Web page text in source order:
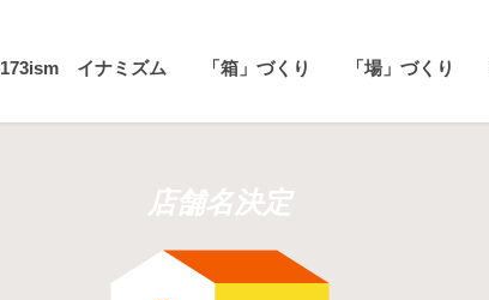
173ism イナミズム 「箱」づくり 「場」づくり
店舗名決定